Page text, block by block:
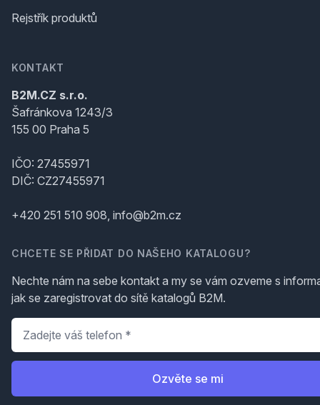
Rejstřík produktů
KONTAKT
B2M.CZ s.r.o.
Šafránkova 1243/3
155 00 Praha 5
IČO: 27455971
DIČ: CZ27455971
+420 251 510 908, info@b2m.cz
CHCETE SE PŘIDAT DO NAŠEHO KATALOGU?
Nechte nám na sebe kontakt a my se vám ozveme s
jak se zaregistrovat do sítě katalogů B2M.
Telefon
Ozvěte se mi